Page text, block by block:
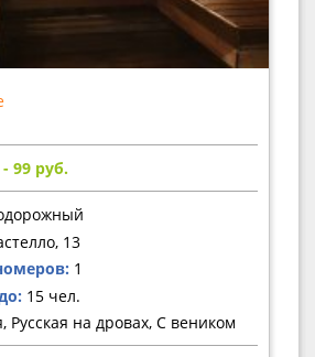
99 руб.
13
1
15 чел.
Русская на дровах, С веником